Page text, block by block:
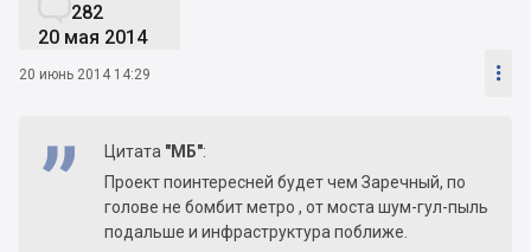
282
20 мая 2014
20 июнь 2014 14:29 
Цитата "МБ":
Проект поинтересней будет чем Заречный, по
голове не бомбит метро , от моста шум-гул-пыль
подальше и инфраструктура поближе.